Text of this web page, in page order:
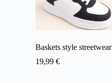
Baskets style streetwear
19,99 €